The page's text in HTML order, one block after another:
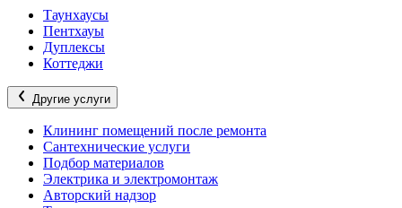
Таунхаусы
Пентхауы
Дуплексы
Коттеджи
Другие услуги
Клининг помещений после ремонта
Сантехнические услуги
Подбор материалов
Электрика и электромонтаж
Авторский надзор